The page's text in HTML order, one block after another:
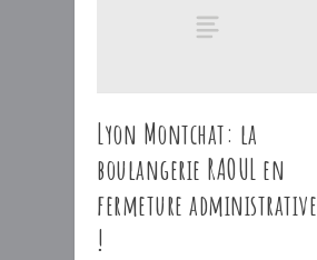
Lyon Montchat: la
boulangerie RAOUL en
fermeture administrative
!